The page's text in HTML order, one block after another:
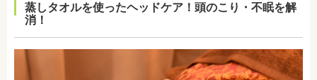
蒸しタオルを使ったヘッドケア！頭のこり・不眠を解
消！